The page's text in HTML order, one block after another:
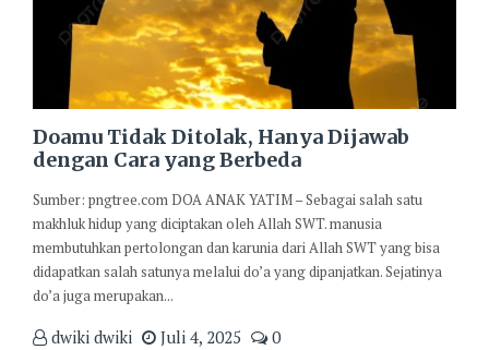
Doamu Tidak Ditolak, Hanya Dijawab
dengan Cara yang Berbeda
Sumber: pngtree.com DOA ANAK YATIM – Sebagai salah satu
makhluk hidup yang diciptakan oleh Allah SWT. manusia
membutuhkan pertolongan dan karunia dari Allah SWT yang bisa
didapatkan salah satunya melalui do’a yang dipanjatkan. Sejatinya
do’a juga merupakan...
dwiki dwiki Juli 4, 2025 0